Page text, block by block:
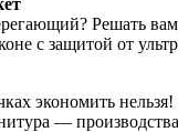
Решать
с защитой от
экономить
—